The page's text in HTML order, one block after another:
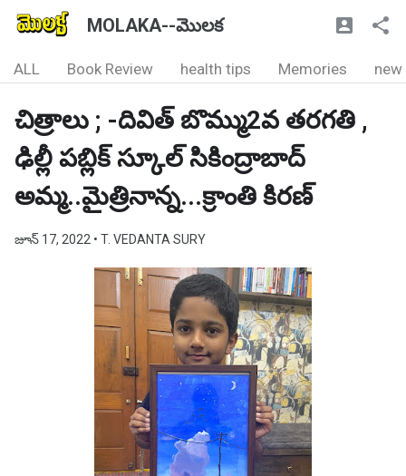
MOLAKA--మొలక
ALL Book Review health tips Memories new
చిత్రాలు ; -దివిత్ బొమ్ము2వ తరగతి ,
ఢిల్లీ పబ్లిక్ స్కూల్ సికింద్రాబాద్
అమ్మ..మైత్రినాన్న...క్రాంతి కిరణ్
జూన్ 17, 2022 • T. VEDANTA SURY